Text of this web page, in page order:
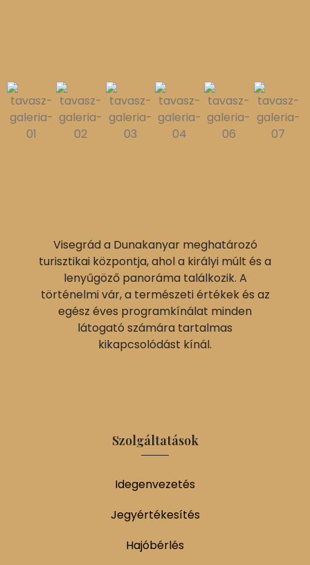
Visegrád a Dunakanyar meghatározó
turisztikai központja, ahol a királyi múlt és a
lenyűgöző panoráma találkozik. A
történelmi vár, a természeti értékek és az
egész éves programkínálat minden
látogató számára tartalmas
kikapcsolódást kínál.
Szolgáltatások
Idegenvezetés
Jegyértékesítés
Hajóbérlés